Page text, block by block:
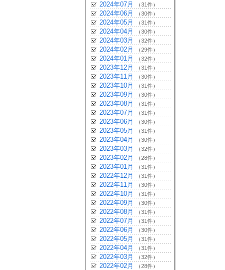
2024年07月 （31件）
2024年06月 （30件）
2024年05月 （31件）
2024年04月 （30件）
2024年03月 （32件）
2024年02月 （29件）
2024年01月 （32件）
2023年12月 （31件）
2023年11月 （30件）
2023年10月 （31件）
2023年09月 （30件）
2023年08月 （31件）
2023年07月 （31件）
2023年06月 （30件）
2023年05月 （31件）
2023年04月 （30件）
2023年03月 （32件）
2023年02月 （28件）
2023年01月 （31件）
2022年12月 （31件）
2022年11月 （30件）
2022年10月 （31件）
2022年09月 （30件）
2022年08月 （31件）
2022年07月 （31件）
2022年06月 （30件）
2022年05月 （31件）
2022年04月 （31件）
2022年03月 （32件）
2022年02月 （28件）